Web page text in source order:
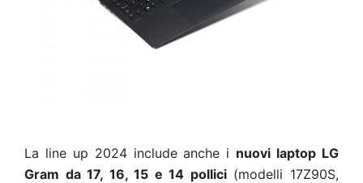
La line up 2024 include anche i nuovi laptop LG
Gram da 17, 16, 15 e 14 pollici(modelli 17Z90S,